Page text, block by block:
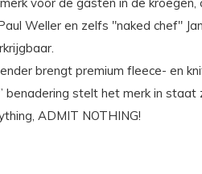
Weller en zelfs "naked chef"
brengt premium fleece- en
benadering stelt het merk in
ADMIT NOTHING!